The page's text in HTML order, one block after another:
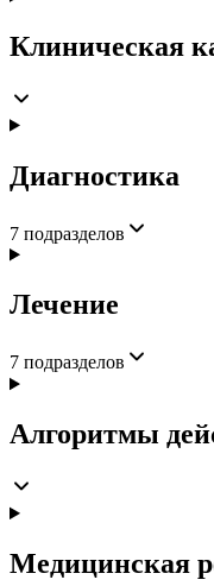
Клиническая
Диагностика
7 подразделов
Лечение
7 подразделов
Алгоритмы
Медицинская